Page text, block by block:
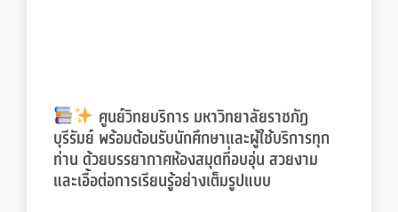
ศูนย์วิทยบริการ มหาวิทยาลัยราชภัฏ
บุรีรัมย์ พร้อมต้อนรับนักศึกษาและผู้ใช้บริการทุก
ท่าน ด้วยบรรยากาศห้องสมุดที่อบอุ่น สวยงาม
และเอื้อต่อการเรียนรู้อย่างเต็มรูปแบบ